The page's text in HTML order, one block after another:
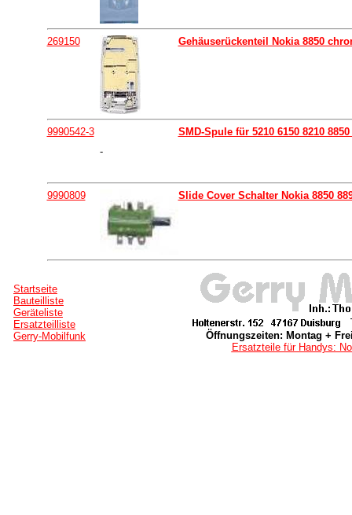
269150 Gehäuserückenteil Nokia 8850
9990542-3
-
SMD-Spule für 5210 6150 8210 8850
9990809 Slide Cover Schalter Nokia 8850
Startseite
Bauteilliste
Geräteliste
Ersatzteilliste
Gerry-Mobilfunk
Öffnungszeiten: Montag +
Ersatzteile für Handys: